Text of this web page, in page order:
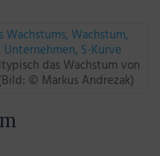
das Wachstum von
© Markus Andrezak)